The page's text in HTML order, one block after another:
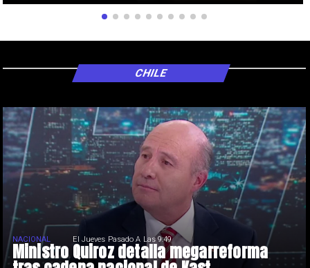
Ministro Quiroz detalla megarreforma
NACIONAL El Jueves Pasado A Las 9:49
CHILE